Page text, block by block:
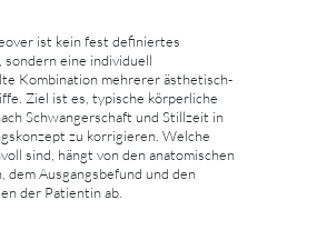
ist kein fest definiertes
eine individuell
Kombination mehrerer ästhetisch-
Ziel ist es, typische körperliche
Schwangerschaft und Stillzeit in
zu korrigieren. Welche
sind, hängt von den anatomischen
dem Ausgangsbefund und den
der Patientin ab.